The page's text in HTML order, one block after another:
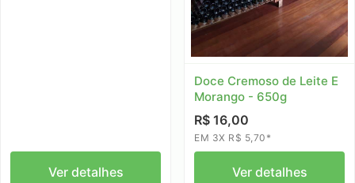
Ver detalhes
Doce Cremoso de Leite E
Morango - 650g
R$ 16,00
EM 3X R$ 5,70*
Ver detalhes